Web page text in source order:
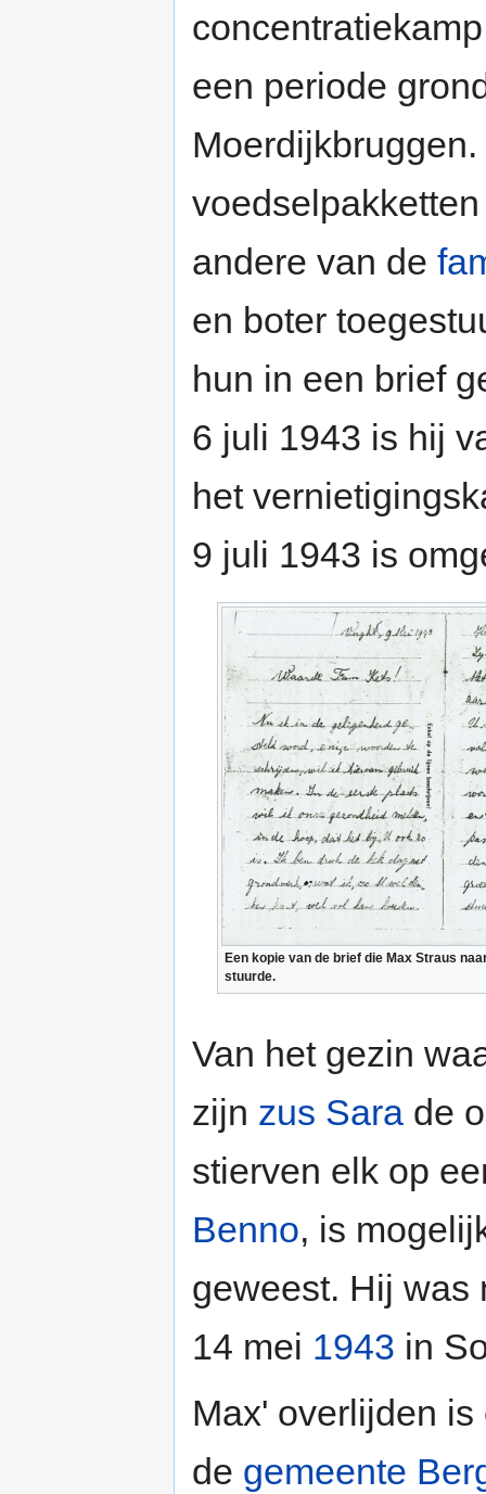
een periode
andere van de
en boter
hun in een brief
6 juli 1943 is hij
het
9 juli 1943 is
Een kopie van de brief die Max Straus
stuurde.
Van het gezin
zijn zus Sara de
stierven elk op
Benno, is
geweest. Hij was
14 mei 1943 in
Max' overlijden
de gemeente